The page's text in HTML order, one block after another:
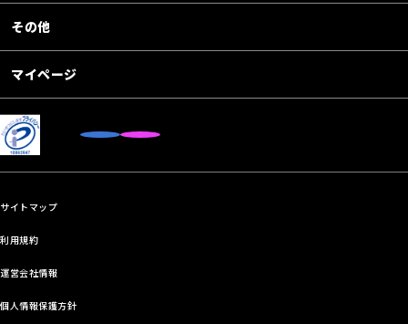
その他
マイページ
サイトマップ
利用規約
運営会社情報
個人情報保護方針